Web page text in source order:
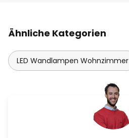
Ähnliche Kategorien
LED Wandlampen Wohnzimmer